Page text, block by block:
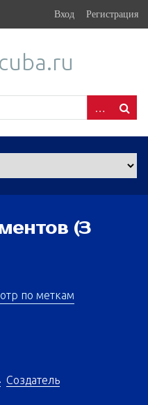
Вход Регистрация
(3
по меткам
Создатель